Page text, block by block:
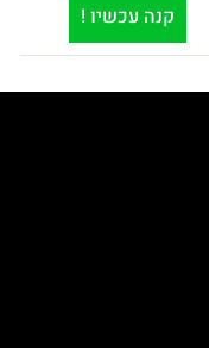
קנה עכשיו !